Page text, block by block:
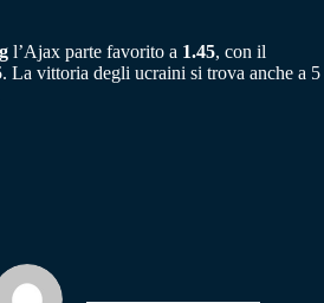
l’Ajax parte favorito a 1.45, con il
. La vittoria degli ucraini si trova anche a 5